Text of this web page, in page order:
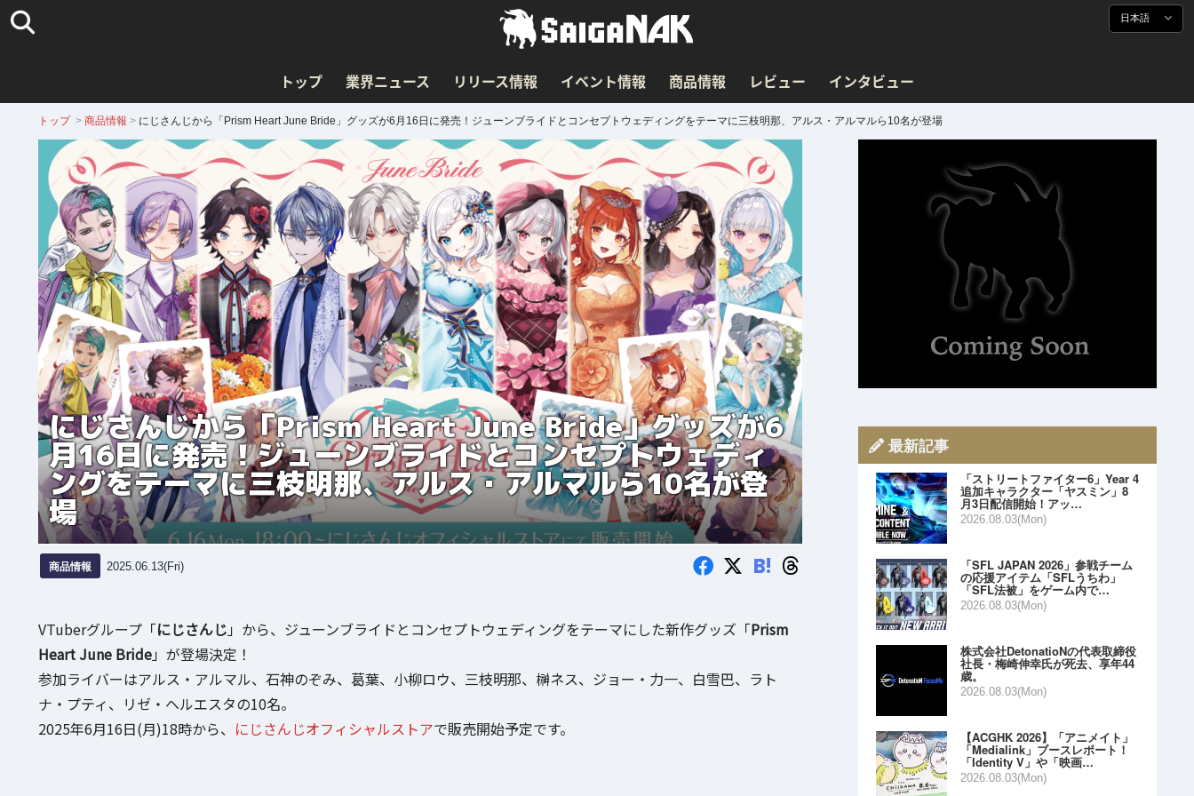
日本語
トップ 業界ニュース リリース情報 イベント情報 商品情報 レビュー インタビュー
トップ > 商品情報 > にじさんじから「Prism Heart June Bride」グッズが6月16日に発売！ジューンブライドとコンセプトウェディングをテーマに三枝明那、アルス・アルマルら10名が登場
にじさんじから「Prism Heart June Bride」グッズが6
月16日に発売！ジューンブライドとコンセプトウェディ
ングをテーマに三枝明那、アルス・アルマルら10名が登
場
商品情報 2025.06.13(Fri) B!
VTuberグループ「にじさんじ 」から、ジューンブライドとコンセプトウェディングをテーマにした新作グッズ「Prism
Heart June Bride」が登場決定！
参加ライバーはアルス・アルマル、石神のぞみ、葛葉、小柳ロウ、三枝明那、榊ネス、ジョー・力一、白雪巴、ラト
ナ・プティ、リゼ・ヘルエスタの10名。
2025年6月16日(月)18時から、 にじさんじオフィシャルストアで販売開始予定です。
最新記事
「ストリートファイター6」Year 4
追加キャラクター「ヤスミン」8
月3日配信開始！アッ…
2026.08.03(Mon)
「SFL JAPAN 2026」参戦チーム
の応援アイテム「SFLうちわ」
「SFL法被」をゲーム内で…
2026.08.03(Mon)
株式会社DetonatioNの代表取締役
社長・梅崎伸幸氏が死去、享年44
歳。
2026.08.03(Mon)
【ACGHK 2026】「アニメイト」
「Medialink」ブースレポート！
「Identity V」や「映画…
2026.08.03(Mon)